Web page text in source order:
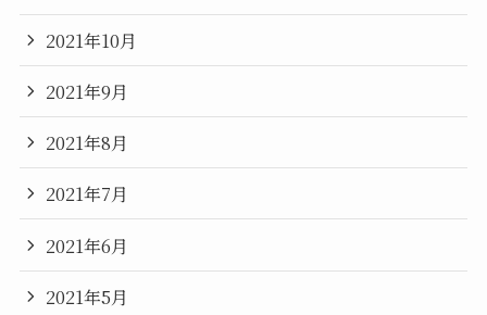
2021年10月
2021年9月
2021年8月
2021年7月
2021年6月
2021年5月